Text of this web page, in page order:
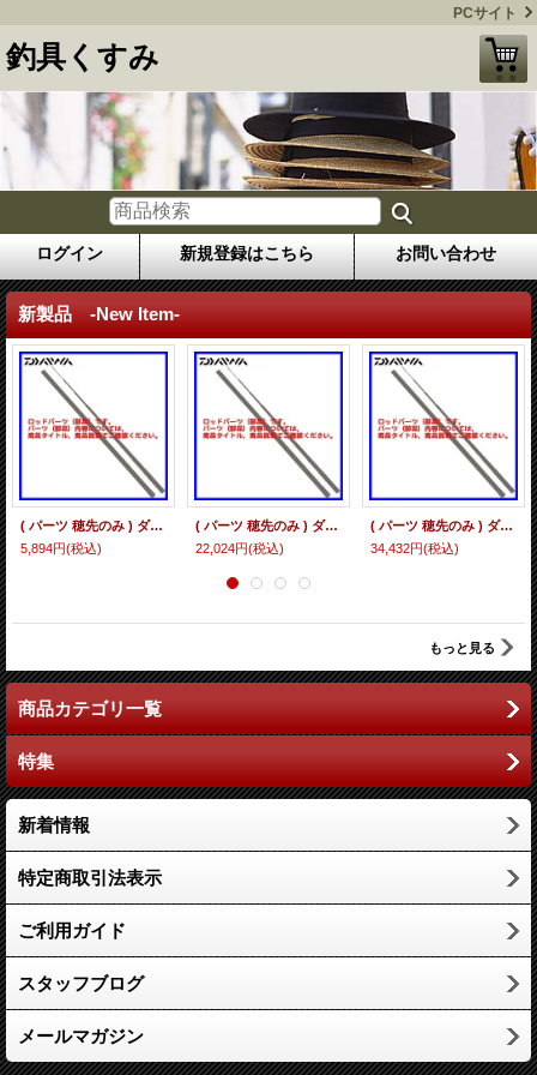
PCサイト
釣具くすみ
ログイン 新規登録はこちら お問い合わせ
新製品 -New Item-
( パーツ 穂先のみ ) ダイワ エクストラサーフT 30-405・K #1 部品コード 652921Z01
5,894円(税込)
( パーツ 穂先のみ ) ダイワ キングフォース 石鯛 MH504 #1 部品コード 800801J01
22,024円(税込)
( パーツ 穂先のみ ) ダイワ 別誂 剛心竿 武蔵504・E #1 部品コード 800601J01
34,432円(税込)
もっと見る
商品カテゴリ一覧
特集
新着情報
特定商取引法表示
ご利用ガイド
スタッフブログ
メールマガジン